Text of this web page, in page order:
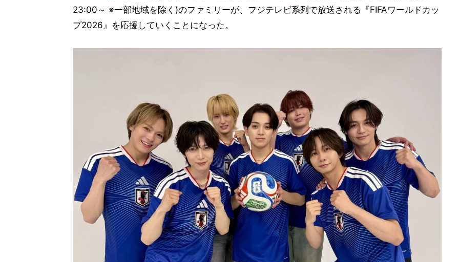
23:00～ ※一部地域を除く)のファミリーが、フジテレビ系列で放送される『FIFAワールドカッ
プ2026』を応援していくことになった。